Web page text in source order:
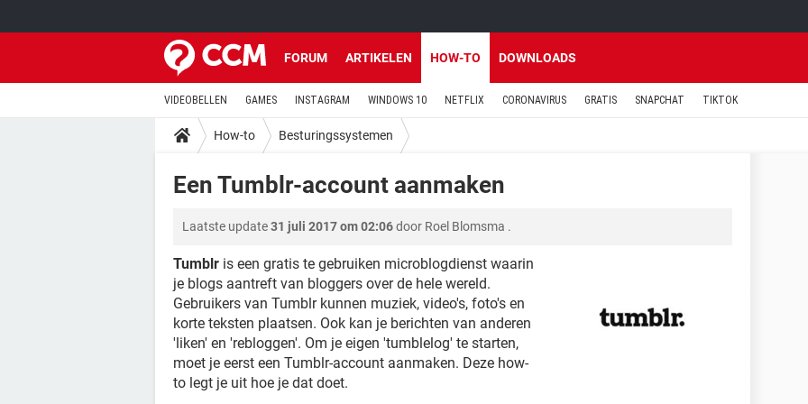
FORUM ARTIKELEN HOW-TO DOWNLOADS
VIDEOBELLEN GAMES INSTAGRAM WINDOWS 10 NETFLIX CORONAVIRUS GRATIS SNAPCHAT TIKTOK
How-to Besturingssystemen
Een Tumblr-account aanmaken
Laatste update31 juli 2017 om 02:06door Roel Blomsma .
Tumblr is een gratis te gebruiken microblogdienst waarin
je blogs aantreft van bloggers over de hele wereld.
Gebruikers van Tumblr kunnen muziek, video's, foto's en
korte teksten plaatsen. Ook kan je berichten van anderen
'liken' en 'rebloggen'. Om je eigen 'tumblelog' te starten,
moet je eerst een Tumblr-account aanmaken. Deze how-
to legt je uit hoe je dat doet.